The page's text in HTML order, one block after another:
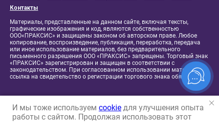
Контакты
Материалы, представленные на данном сайте, включая тексты,
графические изображения и код, являются собственностью
ООО«ПРАКСИС» и защищены законом об авторском праве. Любое
копирование, воспроизведение, публикация, переработка, передача
или иное использование материалов, без предварительного
письменного разрешения ООО «ПРАКСИС» запрещены. Торговый знак
«ПРАКСИС» зарегистрирован и защищен в соответствии с
законодательством. При согласованном использовании материалов
ссылка на свидетельство о регистрации торгового знака обязательна.
И мы тоже используем cookie для улучшения опыта
работы с сайтом. Продолжая использовать этот